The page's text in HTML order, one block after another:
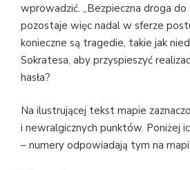
wprowadzić. „Bezpieczna droga do
pozostaje więc nadal w sferze
konieczne są tragedie, takie jak
Sokratesa, aby przyspieszyć
hasła?
Na ilustrującej tekst mapie
i newralgicznych punktów. Poniżej
– numery odpowiadają tym na